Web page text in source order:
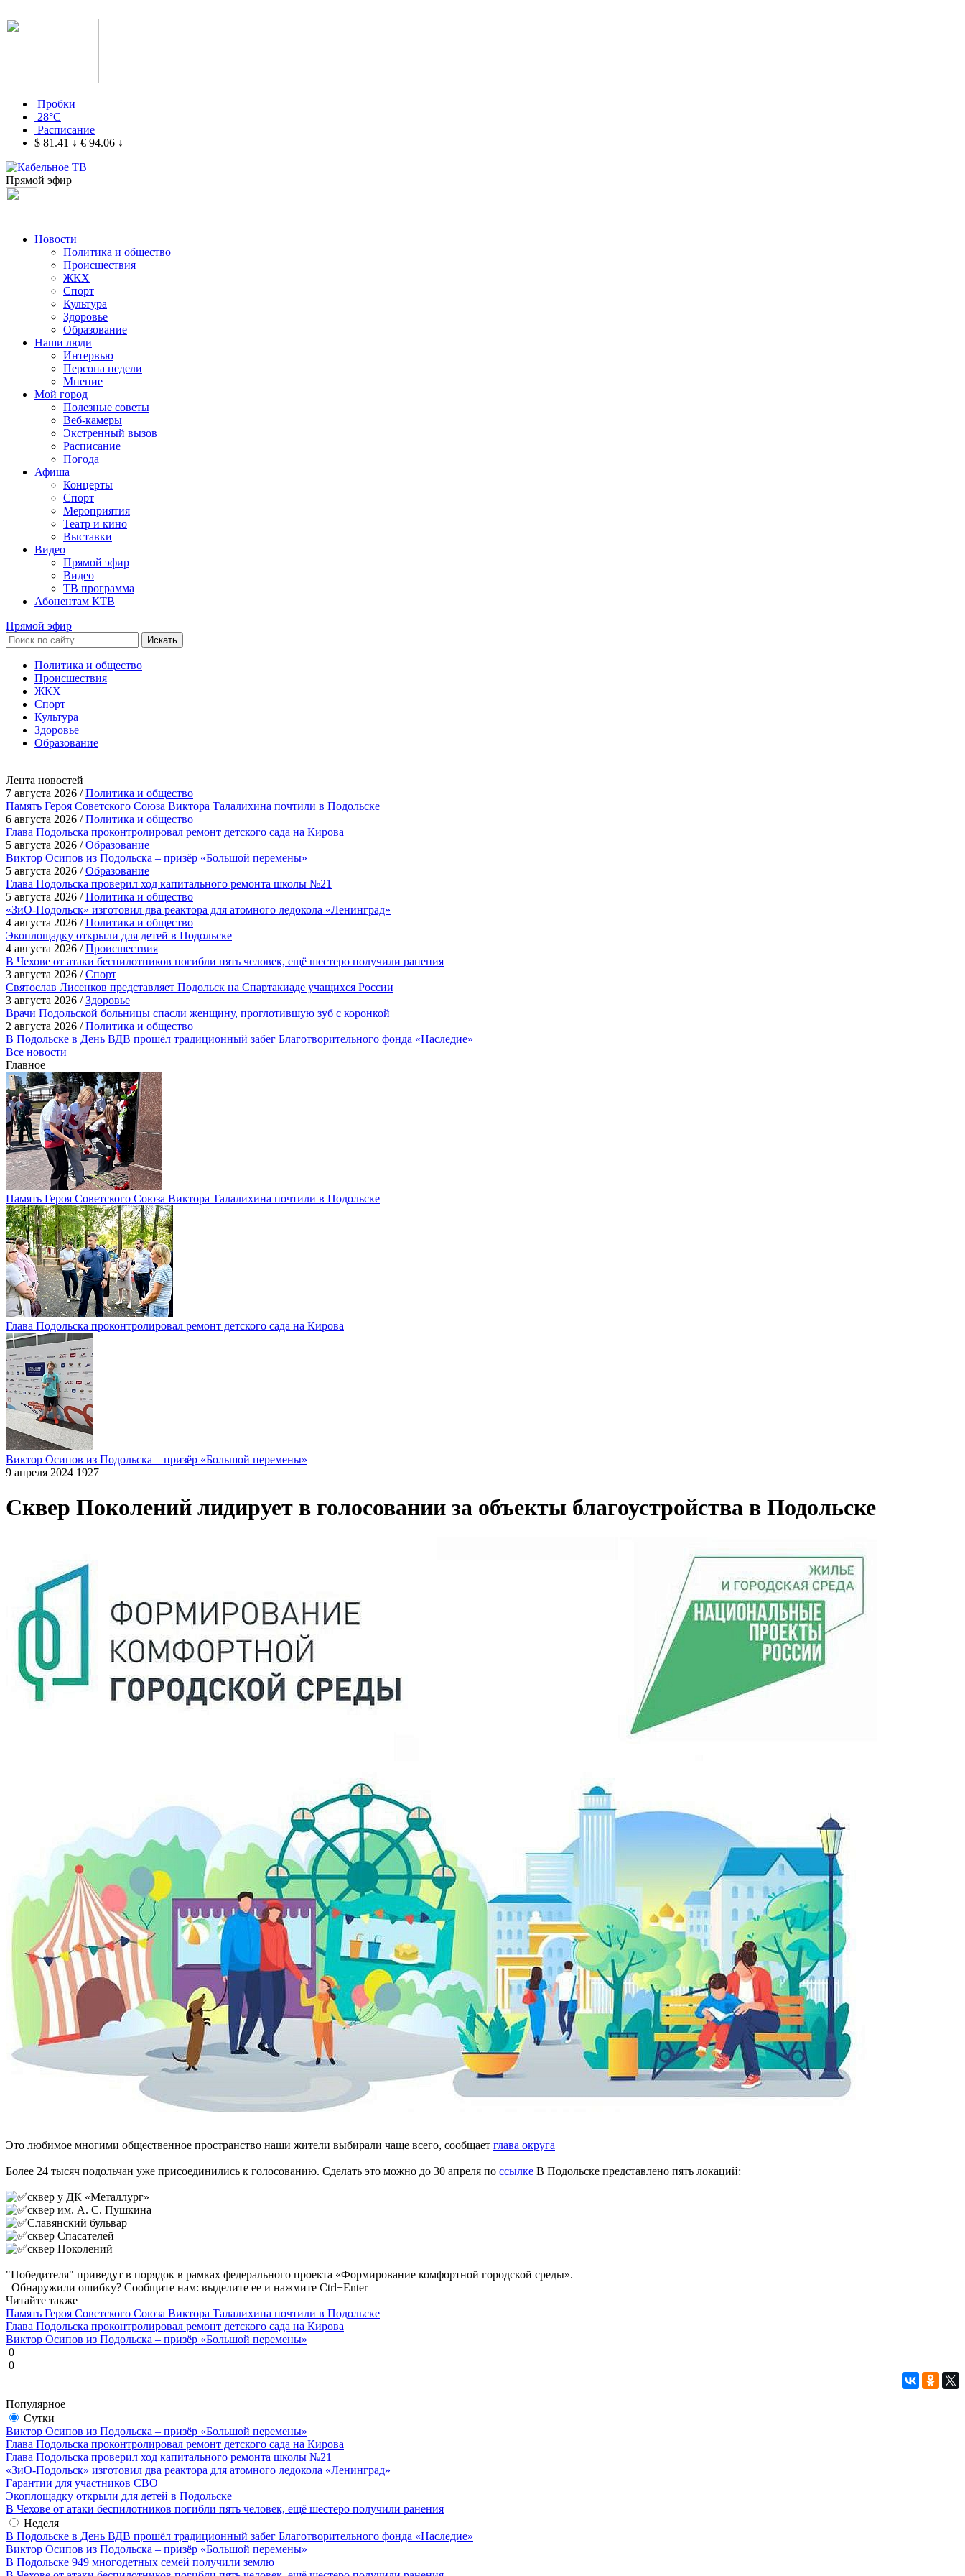
Пробки
28°C
Расписание
$ 81.41 ↓ € 94.06 ↓
Прямой эфир
Новости
Политика и общество
Происшествия
ЖКХ
Спорт
Культура
Здоровье
Образование
Наши люди
Интервью
Персона недели
Мнение
Мой город
Полезные советы
Веб-камеры
Экстренный вызов
Расписание
Погода
Афиша
Концерты
Спорт
Мероприятия
Театр и кино
Выставки
Видео
Прямой эфир
Видео
ТВ программа
Абонентам КТВ
Прямой эфир
Искать
Политика и общество
Происшествия
ЖКХ
Спорт
Культура
Здоровье
Образование
Лента новостей
7 августа 2026 /Политика и общество
Память Героя Советского Союза Виктора Талалихина почтили в Подольске
6 августа 2026 /Политика и общество
Глава Подольска проконтролировал ремонт детского сада на Кирова
5 августа 2026 /Образование
Виктор Осипов из Подольска – призёр «Большой перемены»
5 августа 2026 /Образование
Глава Подольска проверил ход капитального ремонта школы №21
5 августа 2026 /Политика и общество
«ЗиО-Подольск» изготовил два реактора для атомного ледокола «Ленинград»
4 августа 2026 /Политика и общество
Экоплощадку открыли для детей в Подольске
4 августа 2026 /Происшествия
В Чехове от атаки беспилотников погибли пять человек, ещё шестеро получили ранения
3 августа 2026 /Спорт
Святослав Лисенков представляет Подольск на Спартакиаде учащихся России
3 августа 2026 /Здоровье
Врачи Подольской больницы спасли женщину, проглотившую зуб с коронкой
2 августа 2026 /Политика и общество
В Подольске в День ВДВ прошёл традиционный забег Благотворительного фонда «Наследие»
Все новости
Главное
Память Героя Советского Союза Виктора Талалихина почтили в Подольске
Глава Подольска проконтролировал ремонт детского сада на Кирова
Виктор Осипов из Подольска – призёр «Большой перемены»
9 апреля 2024 1927
Сквер Поколений лидирует в голосовании за объекты благоустройства в Подольске
Это любимое многими общественное пространство наши жители выбирали чаще всего, сообщает глава округа
Более 24 тысяч подольчан уже присоединились к голосованию. Сделать это можно до 30 апреля по ссылке В Подольске представлено пять локаций:
сквер у ДК «Металлург»
сквер им. А. С. Пушкина
Славянский бульвар
сквер Спасателей
сквер Поколений
"Победителя" приведут в порядок в рамках федерального проекта «Формирование комфортной городской среды».
Обнаружили ошибку? Сообщите нам: выделите ее и нажмите Ctrl+Enter
Читайте также
Память Героя Советского Союза Виктора Талалихина почтили в Подольске
Глава Подольска проконтролировал ремонт детского сада на Кирова
Виктор Осипов из Подольска – призёр «Большой перемены»
0
0
Популярное
Сутки
Виктор Осипов из Подольска – призёр «Большой перемены»
Глава Подольска проконтролировал ремонт детского сада на Кирова
Глава Подольска проверил ход капитального ремонта школы №21
«ЗиО-Подольск» изготовил два реактора для атомного ледокола «Ленинград»
Гарантии для участников СВО
Экоплощадку открыли для детей в Подольске
В Чехове от атаки беспилотников погибли пять человек, ещё шестеро получили ранения
Неделя
В Подольске в День ВДВ прошёл традиционный забег Благотворительного фонда «Наследие»
Виктор Осипов из Подольска – призёр «Большой перемены»
В Подольске 949 многодетных семей получили землю